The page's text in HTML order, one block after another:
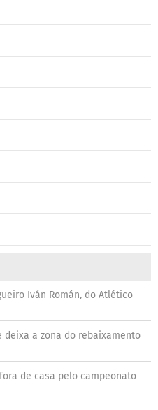
Iván Román, do Atlético
deixa a zona do rebaixamento
de casa pelo campeonato